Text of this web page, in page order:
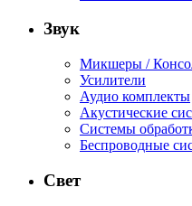
Звук
Микшеры /
Усилители
Аудио комплекты
Акустические
Системы
Беспроводные
Свет